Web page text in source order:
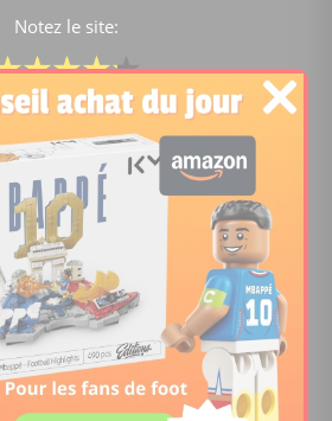
Notez le site:
de prix Lego
/5 -15441notes
figurine LEGO et les configurations
commerciales du groupe
Group. Templeofbricks.com est un
LEGO, il n'est pas sponsorisé ni
par LEGO.
programme Ebay Partner Network.
un lien et faites un achat, ce site